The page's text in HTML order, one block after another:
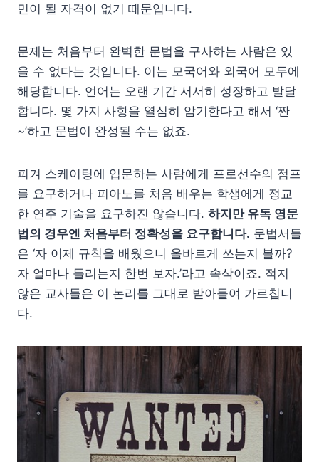
민이 될 자격이 없기 때문입니다.
문제는 처음부터 완벽한 문법을 구사하는 사람은 있
을 수 없다는 것입니다. 이는 모국어와 외국어 모두에
해당합니다. 언어는 오랜 기간 서서히 성장하고 발달
합니다. 몇 가지 사항을 열심히 암기한다고 해서 ‘짠
~’하고 문법이 완성될 수는 없죠.
피겨 스케이팅에 입문하는 사람에게 프로선수의 점프
를 요구하거나 피아노를 처음 배우는 학생에게 정교
한 연주 기술을 요구하진 않습니다. 하지만 유독 영문
법의 경우엔 처음부터 정확성을 요구합니다. 문법서들
은 ‘자 이제 규칙을 배웠으니 올바르게 쓰는지 볼까?
자 얼마나 틀리는지 한번 보자.’라고 속삭이죠. 적지
않은 교사들은 이 논리를 그대로 받아들여 가르칩니
다.